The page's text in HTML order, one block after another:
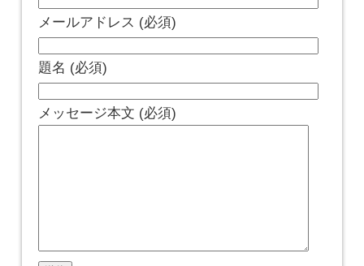
メールアドレス (必須)
題名 (必須)
メッセージ本文 (必須)